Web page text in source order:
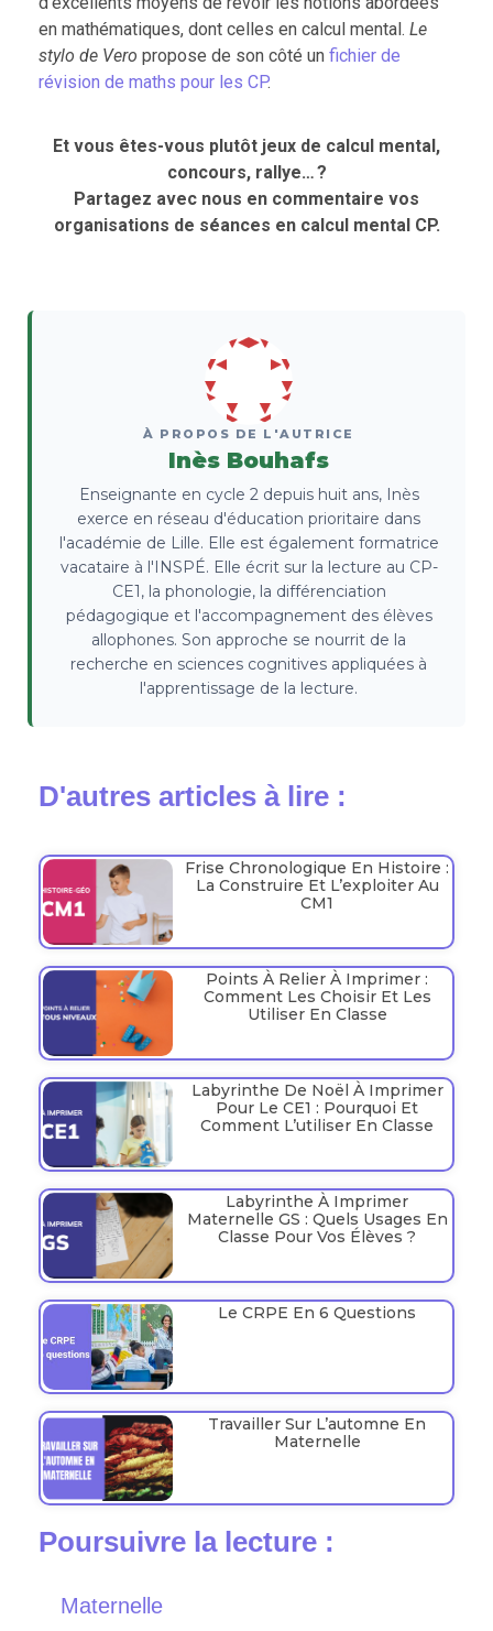
en mathématiques, dont celles en calcul mental. Le
stylo de Vero propose de son côté un fichier de
révision de maths pour les CP.
Et vous êtes-vous plutôt jeux de calcul mental,
concours, rallye… ?
Partagez avec nous en commentaire vos
organisations de séances en calcul mental CP.
À PROPOS DE L'AUTRICE
Inès Bouhafs
Enseignante en cycle 2 depuis huit ans, Inès
exerce en réseau d'éducation prioritaire dans
l'académie de Lille. Elle est également formatrice
vacataire à l'INSPÉ. Elle écrit sur la lecture au CP-
CE1, la phonologie, la différenciation
pédagogique et l'accompagnement des élèves
allophones. Son approche se nourrit de la
recherche en sciences cognitives appliquées à
l'apprentissage de la lecture.
D'autres articles à lire :
Frise Chronologique En Histoire :
La Construire Et L’exploiter Au
CM1
Points À Relier À Imprimer :
Comment Les Choisir Et Les
Utiliser En Classe
Labyrinthe De Noël À Imprimer
Pour Le CE1 : Pourquoi Et
Comment L’utiliser En Classe
Labyrinthe À Imprimer
Maternelle GS : Quels Usages En
Classe Pour Vos Élèves ?
Le CRPE En 6 Questions
Travailler Sur L’automne En
Maternelle
Poursuivre la lecture :
Maternelle